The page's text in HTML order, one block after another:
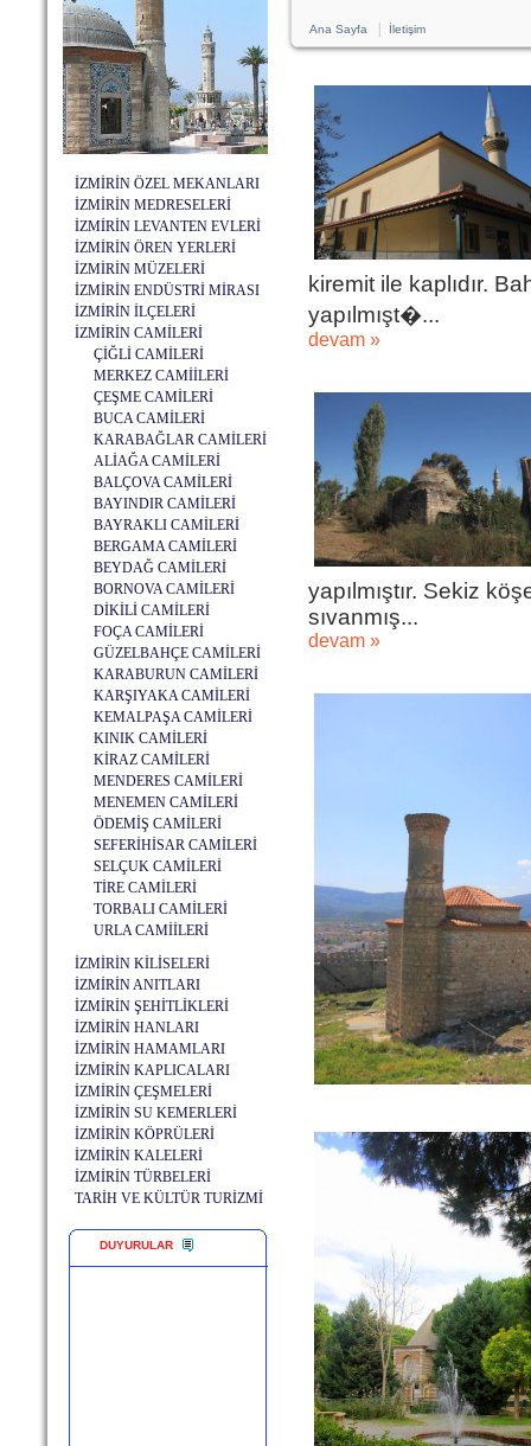
İZMİRİN ÖZEL MEKANLARI
İZMİRİN MEDRESELERİ
İZMİRİN LEVANTEN EVLERİ
İZMİRİN ÖREN YERLERİ
İZMİRİN MÜZELERİ
İZMİRİN ENDÜSTRİ MİRASI
İZMİRİN İLÇELERİ
İZMİRİN CAMİLERİ
ÇİĞLİ CAMİLERİ
MERKEZ CAMİİLERİ
ÇEŞME CAMİLERİ
BUCA CAMİLERİ
KARABAĞLAR CAMİLERİ
ALİAĞA CAMİLERİ
BALÇOVA CAMİLERİ
BAYINDIR CAMİLERİ
BAYRAKLI CAMİLERİ
BERGAMA CAMİLERİ
BEYDAĞ CAMİLERİ
BORNOVA CAMİLERİ
DİKİLİ CAMİLERİ
FOÇA CAMİLERİ
GÜZELBAHÇE CAMİLERİ
KARABURUN CAMİLERİ
KARŞIYAKA CAMİLERİ
KEMALPAŞA CAMİLERİ
KINIK CAMİLERİ
KİRAZ CAMİLERİ
MENDERES CAMİLERİ
MENEMEN CAMİLERİ
ÖDEMİŞ CAMİLERİ
SEFERİHİSAR CAMİLERİ
SELÇUK CAMİLERİ
TİRE CAMİLERİ
TORBALI CAMİLERİ
URLA CAMİİLERİ
İZMİRİN KİLİSELERİ
İZMİRİN ANITLARI
İZMİRİN ŞEHİTLİKLERİ
İZMİRİN HANLARI
İZMİRİN HAMAMLARI
İZMİRİN KAPLICALARI
İZMİRİN ÇEŞMELERİ
İZMİRİN SU KEMERLERİ
İZMİRİN KÖPRÜLERİ
İZMİRİN KALELERİ
İZMİRİN TÜRBELERİ
TARİH VE KÜLTÜR TURİZMİ
DUYURULAR
Ana Sayfa| İletişim
kiremit ile kaplıdır.
yapılmışt�...
devam »
yapılmıştır. Sekiz
sıvanmış...
devam »